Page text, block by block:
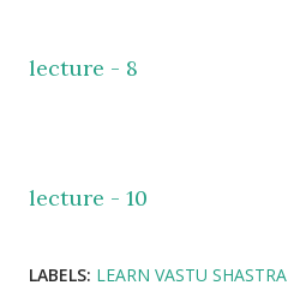
lecture - 8
lecture - 10
LABELS: LEARN VASTU SHASTRA